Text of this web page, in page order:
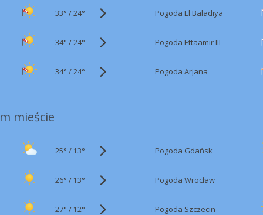
33° /24° Pogoda El Baladiya
34° /24° Pogoda Ettaamir III
34° /24° Pogoda Arjana
mieście
25° / 13° Pogoda Gdańsk
26° / 13° Pogoda Wrocław
27° / 12° Pogoda Szczecin